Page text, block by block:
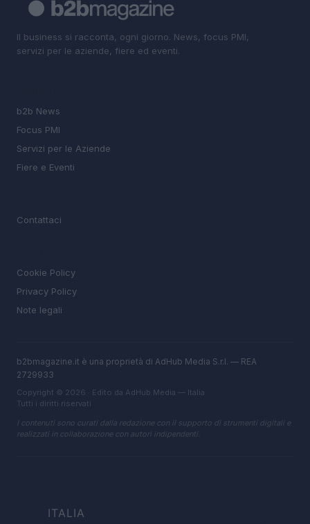
Il business si racconta, ogni giorno. News, focus PMI,
servizi per le aziende, fiere ed eventi.
b2b News
Focus PMI
Servizi per le Aziende
Fiere e Eventi
Contattaci
Cookie Policy
Privacy Policy
Note legali
b2bmagazine.it è una proprietà di AdHub Media S.r.l. — REA
2729933
Copyright © 2026 · Edito da AdHub Media — Italia
Tutti i diritti riservati
I contenuti sono curati dalla redazione con il supporto di strumenti digitali e
realizzati in collaborazione con autori indipendenti.
ITALIA